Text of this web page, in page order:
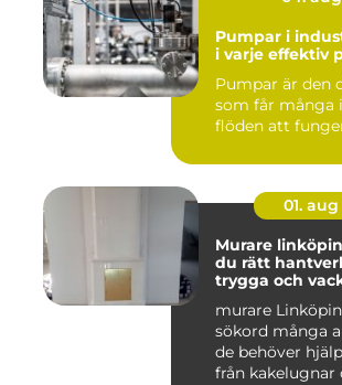
Pumpar i
i varje effektiv
Pumpar är den
som får många
flöden att
01. aug
Murare linköping så
du rätt
trygga och
murare
sökord många
de behöver
från kakelugnar